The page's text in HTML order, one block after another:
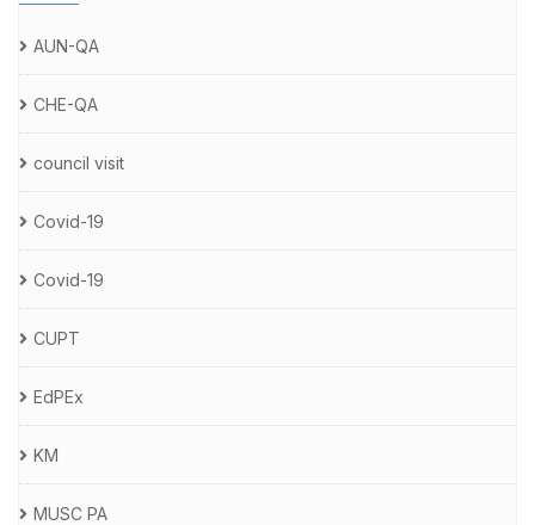
AUN-QA
CHE-QA
council visit
Covid-19
Covid-19
CUPT
EdPEx
KM
MUSC PA